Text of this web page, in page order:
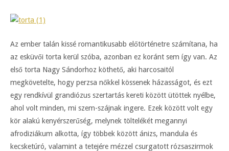
Az ember talán kissé romantikusabb előtörténetre számítana, ha
az esküvői torta kerül szóba, azonban ez koránt sem így van. Az
első torta Nagy Sándorhoz köthető, aki harcosaitól
megkövetelte, hogy perzsa nőkkel kössenek házasságot, és ezt
egy rendkívül grandiózus szertartás kereti között ütöttek nyélbe,
ahol volt minden, mi szem-szájnak ingere. Ezek között volt egy
kör alakú kenyérszerűség, melynek töltelékét megannyi
afrodiziákum alkotta, így többek között ánizs, mandula és
kecsketúró, valamint a tetejére mézzel csurgatott rózsaszirmok